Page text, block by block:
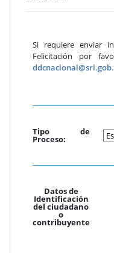
Si requiere enviar
Felicitación por
Tipo de
Proceso:
Datos de
Identificación
del ciudadano
o
contribuyente